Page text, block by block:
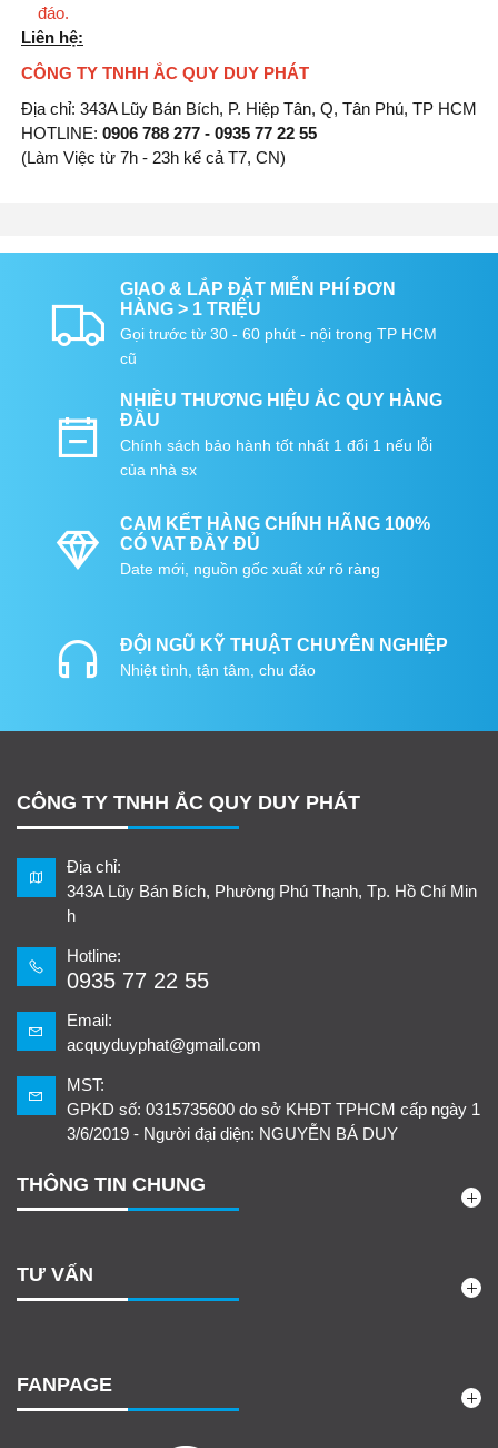
đáo.
Liên hệ:
CÔNG TY TNHH ẮC QUY DUY PHÁT
Địa chỉ: 343A Lũy Bán Bích, P. Hiệp Tân, Q, Tân Phú, TP HCM
HOTLINE: 0906 788 277 - 0935 77 22 55
(Làm Việc từ 7h - 23h kể cả T7, CN)
GIAO & LẮP ĐẶT MIỄN PHÍ ĐƠN
HÀNG > 1 TRIỆU
Gọi trước từ 30 - 60 phút - nội trong TP HCM
cũ
NHIỀU THƯƠNG HIỆU ẮC QUY HÀNG
ĐẦU
Chính sách bảo hành tốt nhất 1 đổi 1 nếu lỗi
của nhà sx
CAM KẾT HÀNG CHÍNH HÃNG 100%
CÓ VAT ĐẦY ĐỦ
Date mới, nguồn gốc xuất xứ rõ ràng
ĐỘI NGŨ KỸ THUẬT CHUYÊN NGHIỆP
Nhiệt tình, tận tâm, chu đáo
CÔNG TY TNHH ẮC QUY DUY PHÁT
Địa chỉ:
343A Lũy Bán Bích, Phường Phú Thạnh, Tp. Hồ Chí Min
h
Hotline:
0935 77 22 55
Email:
acquyduyphat@gmail.com
MST:
GPKD số: 0315735600 do sở KHĐT TPHCM cấp ngày 1
3/6/2019 - Người đại diện: NGUYỄN BÁ DUY
THÔNG TIN CHUNG
TƯ VẤN
FANPAGE